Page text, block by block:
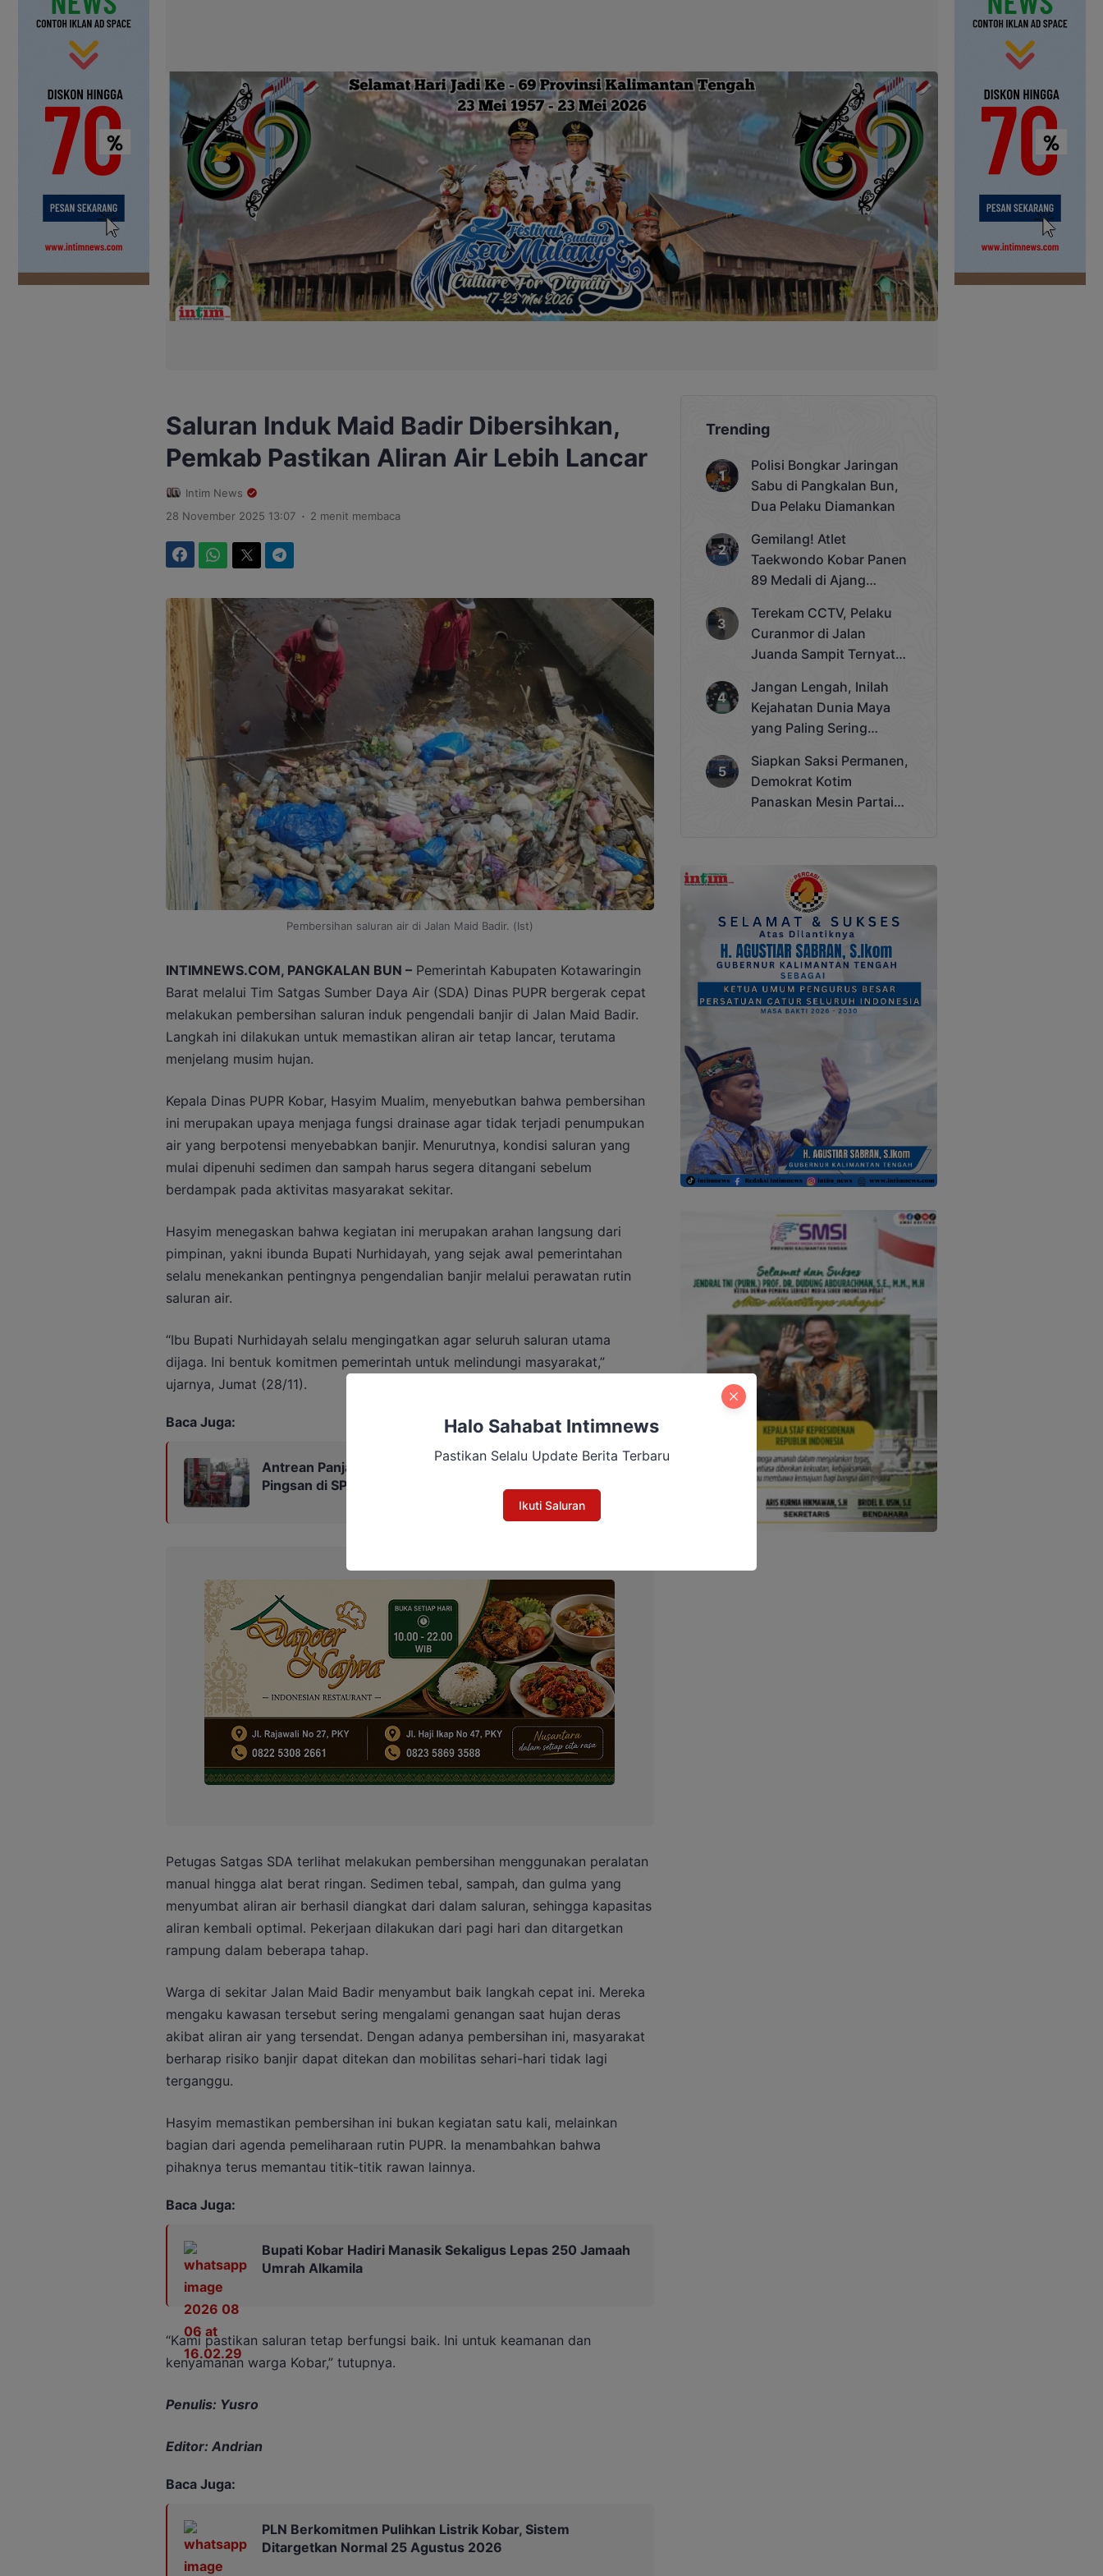
Saluran Induk Maid Badir Dibersihkan,
Pemkab Pastikan Aliran Air Lebih Lancar
Intim News
28 November 2025 13:07 . 2 menit membaca
Pembersihan saluran air di Jalan Maid Badir. (Ist)
INTIMNEWS.COM, PANGKALAN BUN –Pemerintah Kabupaten Kotawaringin
Barat melalui Tim Satgas Sumber Daya Air (SDA) Dinas PUPR bergerak cepat
melakukan pembersihan saluran induk pengendali banjir di Jalan Maid Badir.
Langkah ini dilakukan untuk memastikan aliran air tetap lancar, terutama
menjelang musim hujan.
Kepala Dinas PUPR Kobar, Hasyim Mualim, menyebutkan bahwa pembersihan
ini merupakan upaya menjaga fungsi drainase agar tidak terjadi penumpukan
air yang berpotensi menyebabkan banjir. Menurutnya, kondisi saluran yang
mulai dipenuhi sedimen dan sampah harus segera ditangani sebelum
berdampak pada aktivitas masyarakat sekitar.
Hasyim menegaskan bahwa kegiatan ini merupakan arahan langsung dari
pimpinan, yakni ibunda Bupati Nurhidayah, yang sejak awal pemerintahan
selalu menekankan pentingnya pengendalian banjir melalui perawatan rutin
saluran air.
“Ibu Bupati Nurhidayah selalu mengingatkan agar seluruh saluran utama
dijaga. Ini bentuk komitmen pemerintah untuk melindungi masyarakat,”
ujarnya, Jumat (28/11).
Baca Juga:
Antrean Panjang BBM di Kobar, Seorang Perempuan
Pingsan di SPBU
Petugas Satgas SDA terlihat melakukan pembersihan menggunakan peralatan
manual hingga alat berat ringan. Sedimen tebal, sampah, dan gulma yang
menyumbat aliran air berhasil diangkat dari dalam saluran, sehingga kapasitas
aliran kembali optimal. Pekerjaan dilakukan dari pagi hari dan ditargetkan
rampung dalam beberapa tahap.
Warga di sekitar Jalan Maid Badir menyambut baik langkah cepat ini. Mereka
mengaku kawasan tersebut sering mengalami genangan saat hujan deras
akibat aliran air yang tersendat. Dengan adanya pembersihan ini, masyarakat
berharap risiko banjir dapat ditekan dan mobilitas sehari-hari tidak lagi
terganggu.
Hasyim memastikan pembersihan ini bukan kegiatan satu kali, melainkan
bagian dari agenda pemeliharaan rutin PUPR. Ia menambahkan bahwa
pihaknya terus memantau titik-titik rawan lainnya.
Baca Juga:
Bupati Kobar Hadiri Manasik Sekaligus Lepas 250 Jamaah
Umrah Alkamila
“Kami pastikan saluran tetap berfungsi baik. Ini untuk keamanan dan
kenyamanan warga Kobar,” tutupnya.
Penulis: Yusro
Editor: Andrian
Baca Juga:
PLN Berkomitmen Pulihkan Listrik Kobar, Sistem
Ditargetkan Normal 25 Agustus 2026
Trending
Polisi Bongkar Jaringan
Sabu di Pangkalan Bun,
Dua Pelaku Diamankan
Gemilang! Atlet
Taekwondo Kobar Panen
89 Medali di Ajang
Cup 2025
Terekam CCTV, Pelaku
Curanmor di Jalan
Juanda Sampit Ternyata
Jangan Lengah, Inilah
Kejahatan Dunia Maya
yang Paling Sering
Siapkan Saksi Permanen,
Demokrat Kotim
Panaskan Mesin Partai
Halo Sahabat Intimnews
Pastikan Selalu Update Berita Terbaru
Ikuti Saluran